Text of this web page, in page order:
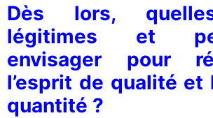
Dès lors,
légitimes et
envisager pour
l’esprit de qualité et
quantité ?